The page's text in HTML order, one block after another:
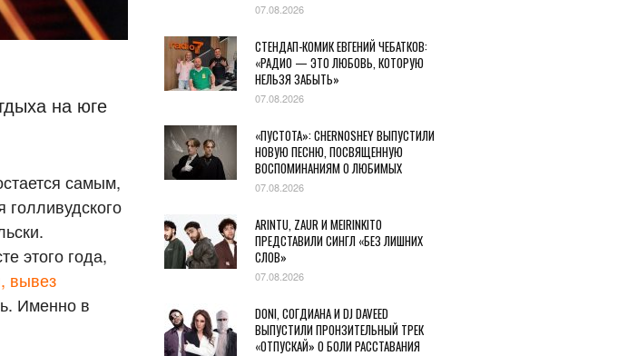
на юге
самым,
этого года,
вывез
Именно в
07.08.2026
СТЕНДАП-КОМИК ЕВГЕНИЙ ЧЕБАТКОВ:
«РАДИО — ЭТО ЛЮБОВЬ, КОТОРУЮ
НЕЛЬЗЯ ЗАБЫТЬ»
07.08.2026
«ПУСТОТА»: CHERNOSHEY ВЫПУСТИЛИ
НОВУЮ ПЕСНЮ, ПОСВЯЩЕННУЮ
ВОСПОМИНАНИЯМ О ЛЮБИМЫХ
07.08.2026
ARINTU, ZAUR И MEIRINKITO
ПРЕДСТАВИЛИ СИНГЛ «БЕЗ ЛИШНИХ
СЛОВ»
07.08.2026
DONI, СОГДИАНА И DJ DAVEED
ВЫПУСТИЛИ ПРОНЗИТЕЛЬНЫЙ ТРЕК
«ОТПУСКАЙ» О БОЛИ РАССТАВАНИЯ